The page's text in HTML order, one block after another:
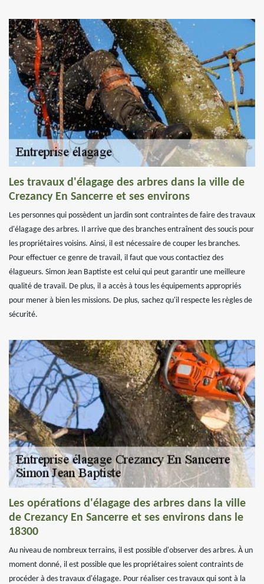
Les travaux d'élagage des arbres dans la ville de
Crezancy En Sancerre et ses environs
Les personnes qui possèdent un jardin sont contraintes de faire des travaux
d'élagage des arbres. Il arrive que des branches entraînent des soucis pour
les propriétaires voisins. Ainsi, il est nécessaire de couper les branches.
Pour effectuer ce genre de travail, il faut que vous contactiez des
élagueurs. Simon Jean Baptiste est celui qui peut garantir une meilleure
qualité de travail. De plus, il a accès à tous les équipements appropriés
pour mener à bien les missions. De plus, sachez qu'il respecte les règles de
sécurité.
Les opérations d'élagage des arbres dans la ville
de Crezancy En Sancerre et ses environs dans le
18300
Au niveau de nombreux terrains, il est possible d'observer des arbres. À un
moment donné, il est possible que les propriétaires soient contraints de
procéder à des travaux d'élagage. Pour réaliser ces travaux qui sont à la